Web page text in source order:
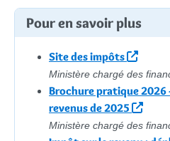
Pour en savoir plus
Site des impôts
Ministère chargé des
Brochure pratique 2026
revenus de 2025
Ministère chargé des